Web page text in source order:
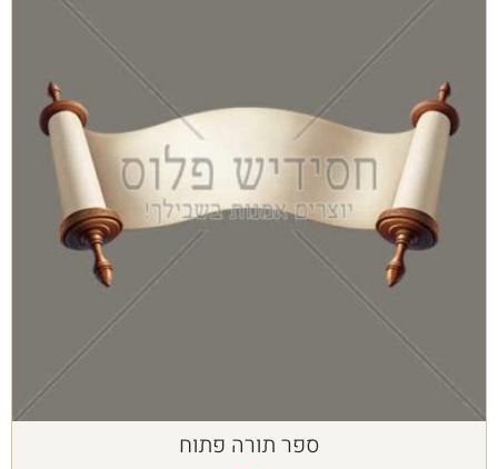
ספר תורה פתוח